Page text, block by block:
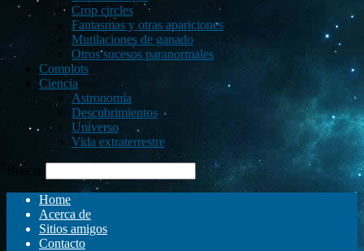
Crop circles
Fantasmas y otras apariciones
Mutilaciones de ganado
Otros sucesos paranormales
Complots
Ciencia
Astronomía
Descubrimientos
Universo
Vida extraterrestre
Buscar
Home
Acerca de
Sitios amigos
Contacto